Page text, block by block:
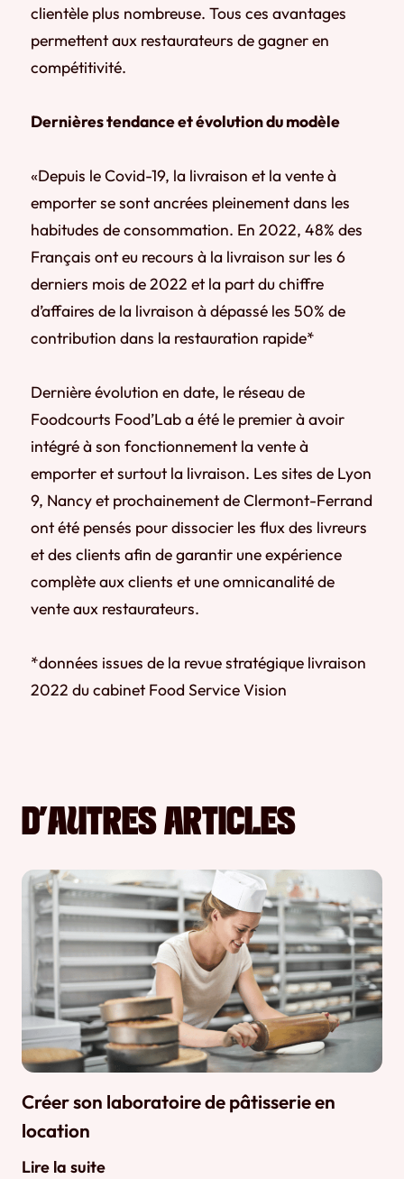
clientèle plus nombreuse. Tous ces avantages
permettent aux restaurateurs de gagner en
compétitivité.
Dernières tendance et évolution du modèle
«Depuis le Covid-19, la livraison et la vente à
emporter se sont ancrées pleinement dans les
habitudes de consommation. En 2022, 48% des
Français ont eu recours à la livraison sur les 6
derniers mois de 2022 et la part du chiffre
d’affaires de la livraison à dépassé les 50% de
contribution dans la restauration rapide*
Dernière évolution en date, le réseau de
Foodcourts Food’Lab a été le premier à avoir
intégré à son fonctionnement la vente à
emporter et surtout la livraison. Les sites de Lyon
9, Nancy et prochainement de Clermont-Ferrand
ont été pensés pour dissocier les flux des livreurs
et des clients afin de garantir une expérience
complète aux clients et une omnicanalité de
vente aux restaurateurs.
*données issues de la revue stratégique livraison
2022 du cabinet Food Service Vision
D’AUTRES ARTICLES
Créer son laboratoire de pâtisserie en
location
Lire la suite